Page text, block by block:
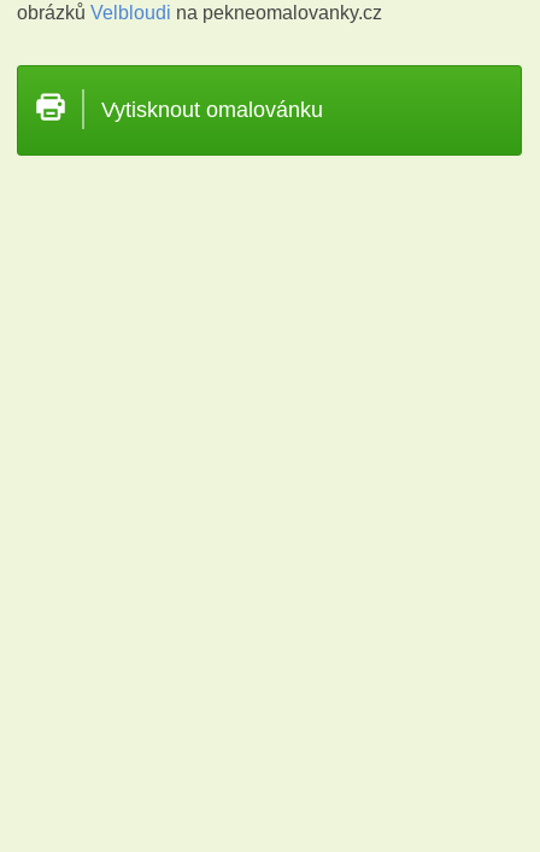
obrázkůVelbloudi na pekneomalovanky.cz
Vytisknout omalovánku